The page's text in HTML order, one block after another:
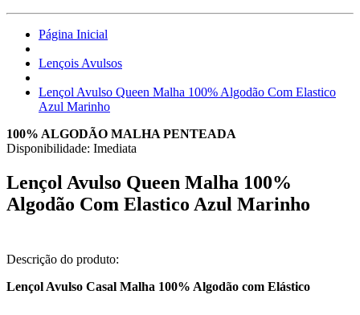
Página Inicial
Lençois Avulsos
Lençol Avulso Queen Malha 100% Algodão Com Elastico
Azul Marinho
100% ALGODÃO MALHA PENTEADA
Disponibilidade: Imediata
Lençol Avulso Queen Malha 100%
Algodão Com Elastico Azul Marinho
Descrição do produto:
Lençol Avulso Casal Malha 100% Algodão com Elástico